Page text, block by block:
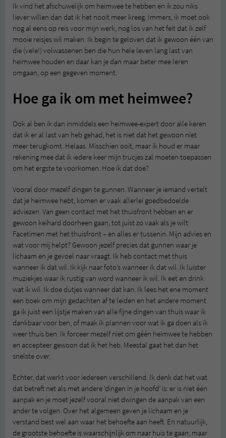
Ik vind het afschuwelijk om heimwee te hebben en ik zou niks
liever willen dan dat ik het nooit meer kreeg. Immers, ik moet ook
nog al eens op reis voor mijn werk, nog los van het feit dat ik zelf
mooie reisjes wil maken. Ik begin te geloven dat ik gewoon één van
die (vele!) volwassenen ben die hun hele leven lang last van
heimwee houden en daar kan je dan maar beter mee leren
omgaan, op een gegeven moment.
Hoe ga ik om met heimwee?
Ook al ben ik dan inmiddels een heimwee-expert door alle keren
dat ik er al last van heb gehad, het is niet dat het gewoon niet
meer terugkomt. Helaas. Misschien ooit, maar ik houd er maar
rekening mee dat ik iedere keer mijn trucjes zal moeten toepassen
om het ergste te voorkomen. Hoe ik dat doe?
Vooral door mezelf dingen te gunnen. Wanneer je iemand vertelt
dat je heimwee hebt, komen er vaak allerlei goedbedoelde
adviezen. Van geen contact met het thuisfront hebben en er
gewoon keihard doorheen gaan, tot juist zo vaak als je wilt
Facetimen met het thuisfront – en alles er tussenin. Mijn advies en
wat voor mij helpt? Gewoon jezelf precies dat gunnen waar je
lichaam en je gevoel naar vraagt. Ik heb contact met thuis
wanneer ik dat wil. Ik kijk naar foto’s wanneer ik dat wil. Ik luister
muziekjes waar ik rustig van word wanneer ik wil. Ik eet en drink
wat ik wil. Ik doe dutjes wanneer dat kan. Ik lees het ene moment
een boek om mijn gedachten af te leiden en het andere moment
ga ik juist een lijstje maken van alle fijne dingen van thuis waar ik
dankbaar voor ben, of maak ik plannen voor wat ik ga doen als ik
weer thuis ben. Ik forceer mezelf niet om géén heimwee te hebben
en accepteer gewoon dat ik het heb. Meestal gaat het dan het
snelste over.
Echter, dat werkt voor iedereen verschillend. Ik denk dat het wat
dat betreft net als met andere ‘dingen in je hoofd’ is: er is niet één
aanpak en je moet jezelf vooral niet dwingen de aanpak van een
ander te volgen. Over het algemeen geven je lichaam en je
verstand best wel aan waar het behoefte aan heeft. En natuurlijk,
de grootste behoefte is waarschijnlijk om naar huis te gaan, maar